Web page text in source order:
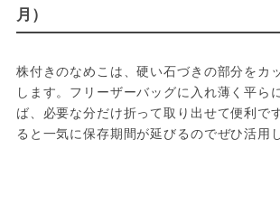
月）
株付きのなめこは、硬い石づきの部分をカ
します。フリーザーバッグに入れ薄く平ら
ば、必要な分だけ折って取り出せて便利で
ると一気に保存期間が延びるのでぜひ活用